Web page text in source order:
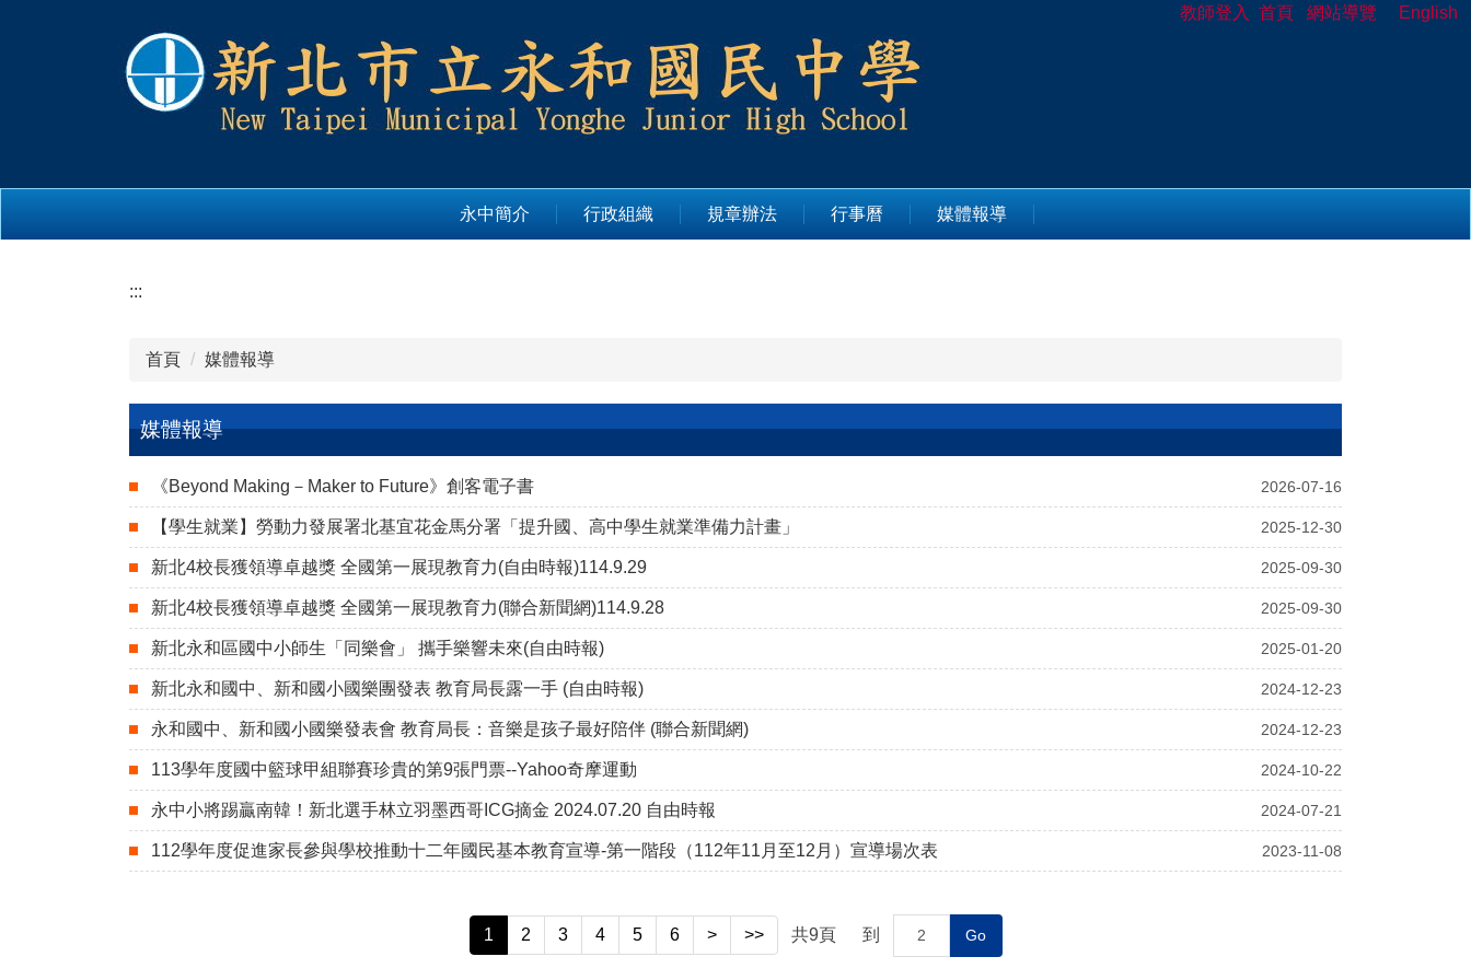
教師登入 首頁 網站導覽 English
永中簡介 行政組織 規章辦法 行事曆 媒體報導
:::
首頁 媒體報導
媒體報導
《Beyond Making－Maker to Future》創客電子書 2026-07-16
【學生就業】勞動力發展署北基宜花金馬分署「提升國、高中學生就業準備力計畫」 2025-12-30
新北4校長獲領導卓越獎 全國第一展現教育力(自由時報)114.9.29 2025-09-30
新北4校長獲領導卓越獎 全國第一展現教育力(聯合新聞網)114.9.28 2025-09-30
新北永和區國中小師生「同樂會」 攜手樂響未來(自由時報) 2025-01-20
新北永和國中、新和國小國樂團發表 教育局長露一手 (自由時報) 2024-12-23
永和國中、新和國小國樂發表會 教育局長：音樂是孩子最好陪伴 (聯合新聞網) 2024-12-23
113學年度國中籃球甲組聯賽珍貴的第9張門票--Yahoo奇摩運動 2024-10-22
永中小將踢贏南韓！新北選手林立羽墨西哥ICG摘金 2024.07.20 自由時報 2024-07-21
112學年度促進家長參與學校推動十二年國民基本教育宣導-第一階段（112年11月至12月）宣導場次表 2023-11-08
1 2 3 4 5 6 > >> 共9頁 到 Go